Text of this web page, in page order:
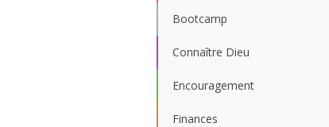
Bootcamp
Connaître Dieu
Encouragement
Finances